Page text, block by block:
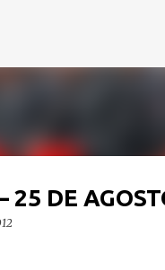
25 DE